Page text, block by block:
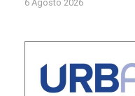
6 Agosto 2026